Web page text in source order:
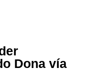
Dona vía